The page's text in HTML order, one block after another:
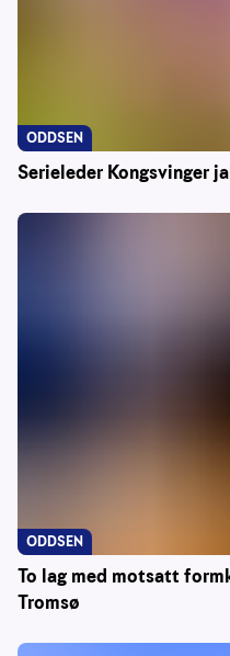
Serieleder Kongsvinger
ODDSEN
To lag med motsatt
Tromsø
ODDSEN